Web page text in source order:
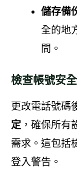
儲存備
全的地
間。
檢查帳號安
更改電話號碼
定，確保所有
需求。這包括
登入警告。